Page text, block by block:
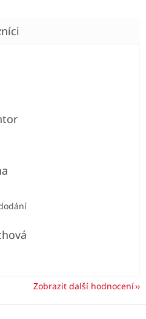
je 5 z 5 hvězdiček.
je 5 z 5 hvězdiček.
je 5 z 5 hvězdiček.
je 5 z 5 hvězdiček.
Zobrazit další hodnocení